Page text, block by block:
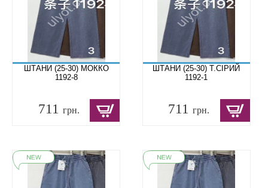
ШТАНИ (25-30) МОККО
1192-8
711 грн.
ШТАНИ (25-30) Т.СІРИЙ
1192-1
711грн.